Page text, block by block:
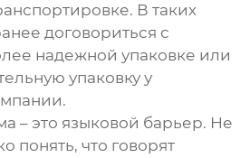
В таких
договориться с
надежной упаковке или
упаковку у
– это языковой барьер. Не
понять, что говорят